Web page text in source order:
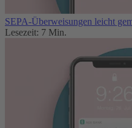
SEPA-Überweisungen leicht
Lesezeit: 7 Min.